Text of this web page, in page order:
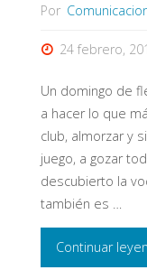
Por
24 febrero,
Un domingo de
a hacer lo que
club, almorzar y
juego, a gozar
descubierto la
también es …
Continuar